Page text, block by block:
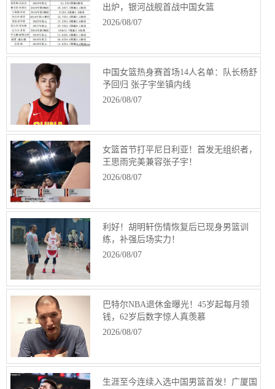
出炉，银河战舰首战中国女篮
2026/08/07
中国女篮热身赛首场14人名单：队长杨舒
予回归 张子宇坐镇内线
2026/08/07
女篮首节打平尼日利亚！首发无组织者，
王思雨完美兼容张子宇！
2026/08/07
利好！胡明轩伤情恢复后已现身男篮训
练，补强后场实力！
2026/08/07
巴特尔NBA退休金曝光！45岁起每月领
钱，62岁后数字惊人真羡慕
2026/08/07
生涯至今连续入选中国男篮首发！广厦国